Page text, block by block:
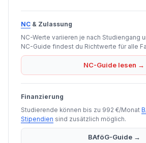
NC & Zulassung
NC-Werte variieren je nach Studiengang
NC-Guide findest du Richtwerte für alle
NC-Guide lesen →
Finanzierung
Studierende können bis zu 992 €/Monat
Stipendien sind zusätzlich möglich.
BAföG-Guide →